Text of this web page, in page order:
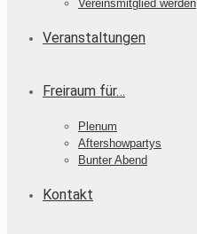
Vereinsmitglied werden
Veranstaltungen
Freiraum für…
Plenum
Aftershowpartys
Bunter Abend
Kontakt